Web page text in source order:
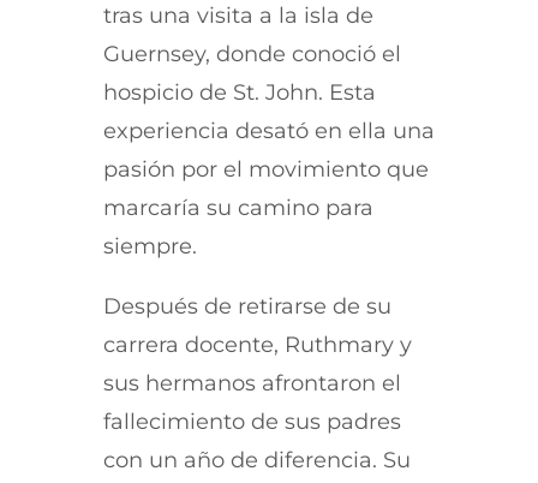
tras una visita a la isla de
Guernsey, donde conoció el
hospicio de St. John. Esta
experiencia desató en ella una
pasión por el movimiento que
marcaría su camino para
siempre.
Después de retirarse de su
carrera docente, Ruthmary y
sus hermanos afrontaron el
fallecimiento de sus padres
con un año de diferencia. Su